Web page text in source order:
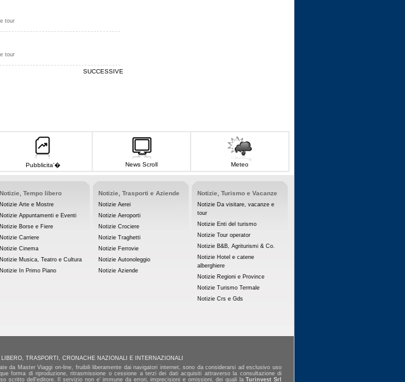
tour
tour
SUCCESSIVE
Pubblicita'� News Scroll Meteo
Notizie, Tempo libero
Notizie Arte e Mostre
Notizie Appuntamenti e Eventi
Notizie Borse e Fiere
Notizie Carriere
Notizie Cinema
Notizie Musica, Teatro e Cultura
Notizie In Primo Piano
Notizie, Trasporti e Aziende
Notizie Aerei
Notizie Aeroporti
Notizie Crociere
Notizie Traghetti
Notizie Ferrovie
Notizie Autonoleggio
Notizie Aziende
Notizie, Turismo e Vacanze
Notizie Da visitare, vacanze e
tour
Notizie Enti del turismo
Notizie Tour operator
Notizie B&B, Agriturismi & Co.
Notizie Hotel e catene
alberghiere
Notizie Regioni e Province
Notizie Turismo Termale
Notizie Crs e Gds
TRASPORTI, CRONACHE NAZIONALI E INTERNAZIONALI
da Master Viaggi on-line, fruibili liberamente dai navigatori internet, sono da considerarsi ad esclusivo uso
forma di riproduzione, ritrasmissione o cessione a terzi dei dati acquisiti attraverso la consultazione di
scritto dell'editore. Il servizio non e' immune da errori, imprecisioni e omissioni, dei quali laTurinvest Srl